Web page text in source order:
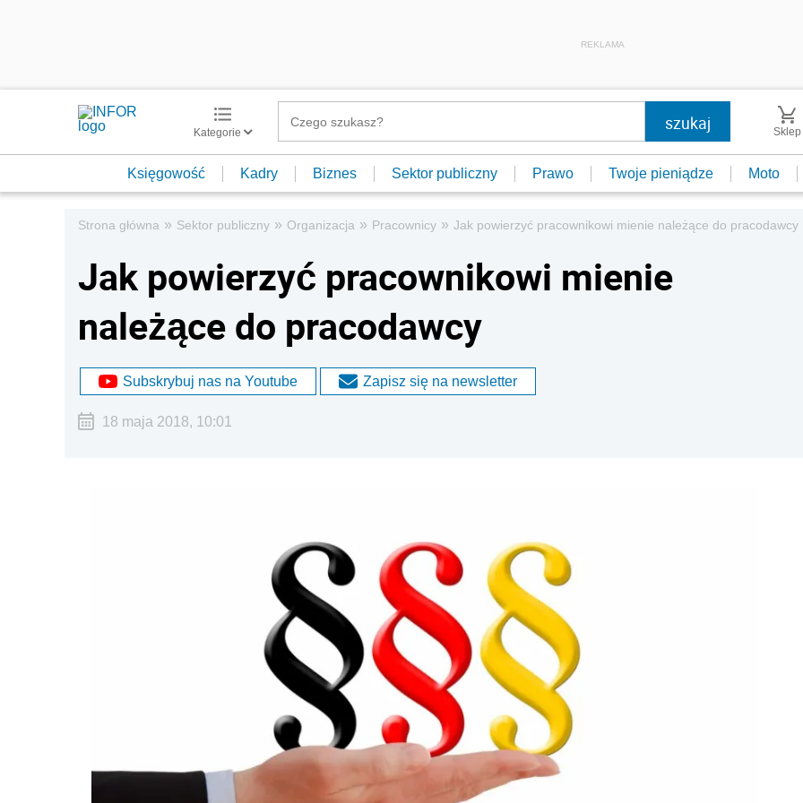
REKLAMA
Kategorie Sklep
Księgowość Kadry Biznes Sektor publiczny Prawo Twoje pieniądze Moto
Strona główna » Sektor publiczny » Organizacja » Pracownicy » Jak powierzyć pracownikowi mienie należące do pracodawcy
Jak powierzyć pracownikowi mienie
należące do pracodawcy
Subskrybuj nas na Youtube Zapisz się na newsletter
18 maja 2018, 10:01